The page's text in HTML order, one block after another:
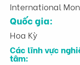
International
Quốc gia:
Hoa Kỳ
Các lĩnh vực
tâm: